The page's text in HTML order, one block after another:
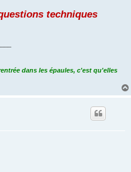
techniques
dans les épaules, c'est qu'elles